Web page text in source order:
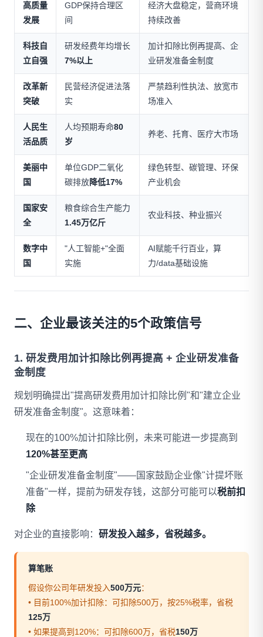
高质量
发展
GDP保持合理区
间
经济大盘稳定，营商环境
持续改善
科技自
立自强
研发经费年均增长
7%以上
加计扣除比例再提高、企
业研发准备金制度
改革新
突破
民营经济促进法落
实
严禁趋利性执法、放宽市
场准入
人民生
活品质
人均预期寿命80
岁
养老、托育、医疗大市场
美丽中
国
单位GDP二氧化
碳排放降低17%
绿色转型、碳管理、环保
产业机会
国家安
全
粮食综合生产能力
1.45万亿斤
农业科技、种业振兴
数字中
国
"人工智能+"全面
实施
AI赋能千行百业，算
力/data基础设施
二、企业最该关注的5个政策信号
1. 研发费用加计扣除比例再提高 + 企业研发准备
金制度
规划明确提出"提高研发费用加计扣除比例"和"建立企业
研发准备金制度"。这意味着：
现在的100%加计扣除比例，未来可能进一步提高到
120%甚至更高
"企业研发准备金制度"——国家鼓励企业像"计提坏账
准备"一样，提前为研发存钱，这部分可能可以税前扣
除
对企业的直接影响： 研发投入越多，省税越多。
算笔账
假设你公司年研发投入500万元：
• 目前100%加计扣除：可扣除500万，按25%税率，省税
125万
• 如果提高到120%：可扣除600万，省税150万